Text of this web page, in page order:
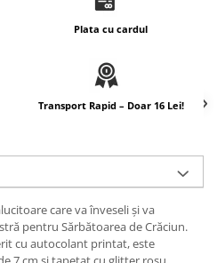
Plata cu cardul
Transport Rapid – Doar 16 Lei!
care va înveseli și va
pentru Sărbătoarea de Crăciun.
cu autocolant printat, este